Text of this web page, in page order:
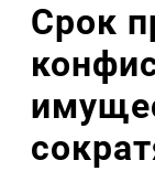
Срок